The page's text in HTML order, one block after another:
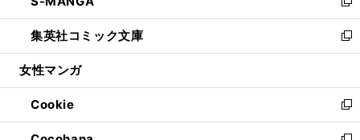
開
く
ウ
で
開
ィ
ン
ド
ウ
開
く
い
ウ
ィ
ン
ウ
で
開
新
し
い
ウ
ン
ド
ウ
集英社コミック文庫
新
し
ウ
ィ
ン
女性マンガ
Cookie
新
し